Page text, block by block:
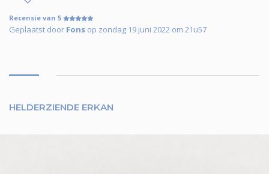
Recensie van 5
Geplaatst door Fons op zondag 19 juni 2022 om 21u57
HELDERZIENDE ERKAN